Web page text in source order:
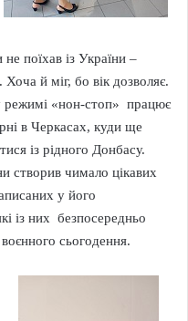
поїхав із України –
й міг, бо вік дозволяє.
режимі «нон-стоп» працює
в Черкасах, куди ще
із рідного Донбасу.
створив чимало цікавих
у його
із них безпосередньо
сьогодення.